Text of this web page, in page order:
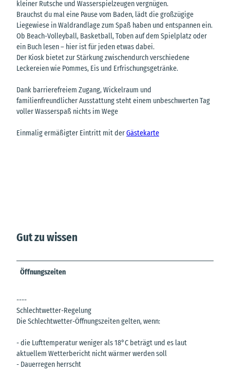
kleiner Rutsche und Wasserspielzeugen vergnügen.
Brauchst du mal eine Pause vom Baden, lädt die großzügige
Liegewiese in Waldrandlage zum Spaß haben und entspannen ein.
Ob Beach-Volleyball, Basketball, Toben auf dem Spielplatz oder
ein Buch lesen – hier ist für jeden etwas dabei.
Der Kiosk bietet zur Stärkung zwischendurch verschiedene
Leckereien wie Pommes, Eis und Erfrischungsgetränke.
Dank barrierefreiem Zugang, Wickelraum und
familienfreundlicher Ausstattung steht einem unbeschwerten Tag
voller Wasserspaß nichts im Wege
Einmalig ermäßigter Eintritt mit derGästekarte
Gut zu wissen
Öffnungszeiten
----
Schlechtwetter-Regelung
Die Schlechtwetter-Öffnungszeiten gelten, wenn:
- die Lufttemperatur weniger als 18°C beträgt und es laut
aktuellem Wetterbericht nicht wärmer werden soll
- Dauerregen herrscht